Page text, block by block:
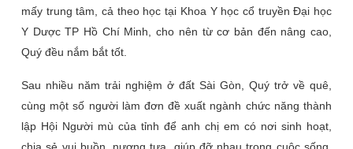
mấy trung tâm, cả theo học tại Khoa Y học cổ truyền Đại học
Y Dược TP Hồ Chí Minh, cho nên từ cơ bản đến nâng cao,
Quý đều nắm bắt tốt.
Sau nhiều năm trải nghiệm ở đất Sài Gòn, Quý trở về quê,
cùng một số người làm đơn đề xuất ngành chức năng thành
lập Hội Người mù của tỉnh để anh chị em có nơi sinh hoạt,